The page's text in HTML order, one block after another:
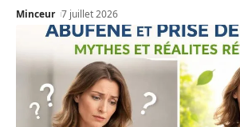
Minceur 7 juillet 2026